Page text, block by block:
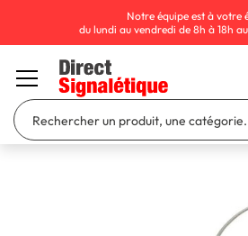
Notre équipe est à votre
du lundi au vendredi de 8h à 18h au